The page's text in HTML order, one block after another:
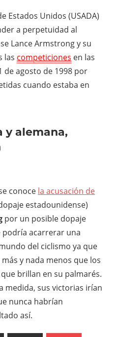
Estados Unidos (USADA)
a perpetuidad al
Lance Armstrong y su
las competiciones en las
de agosto de 1998 por
cuando estaba en
y alemana,
conoce la acusación de
estadounidense)
por un posible dopaje
podría acarrerar una
del ciclismo ya que
y nada menos que los
que brillan en su palmarés.
medida, sus victorias irían
nunca habrían
así.